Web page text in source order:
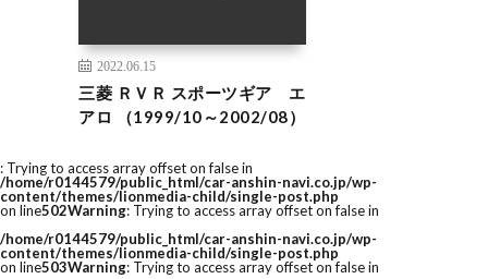
2022.06.15
三菱 ＲＶＲ スポーツギア エ
アロ （1999/10～2002/08）
: Trying to access array offset on false in
/home/r0144579/public_html/car-anshin-navi.co.jp/wp-
content/themes/lionmedia-child/single-post.php
on line502Warning: Trying to access array offset on false in
/home/r0144579/public_html/car-anshin-navi.co.jp/wp-
content/themes/lionmedia-child/single-post.php
on line503Warning: Trying to access array offset on false in